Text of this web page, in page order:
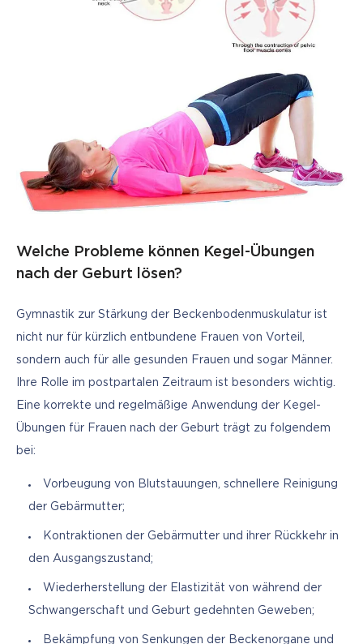
Welche Probleme können Kegel-Übungen
nach der Geburt lösen?
Gymnastik zur Stärkung der Beckenbodenmuskulatur ist
nicht nur für kürzlich entbundene Frauen von Vorteil,
sondern auch für alle gesunden Frauen und sogar Männer.
Ihre Rolle im postpartalen Zeitraum ist besonders wichtig.
Eine korrekte und regelmäßige Anwendung der Kegel-
Übungen für Frauen nach der Geburt trägt zu folgendem
bei:
Vorbeugung von Blutstauungen, schnellere Reinigung
der Gebärmutter;
Kontraktionen der Gebärmutter und ihrer Rückkehr in
den Ausgangszustand;
Wiederherstellung der Elastizität von während der
Schwangerschaft und Geburt gedehnten Geweben;
Bekämpfung von Senkungen der Beckenorgane und